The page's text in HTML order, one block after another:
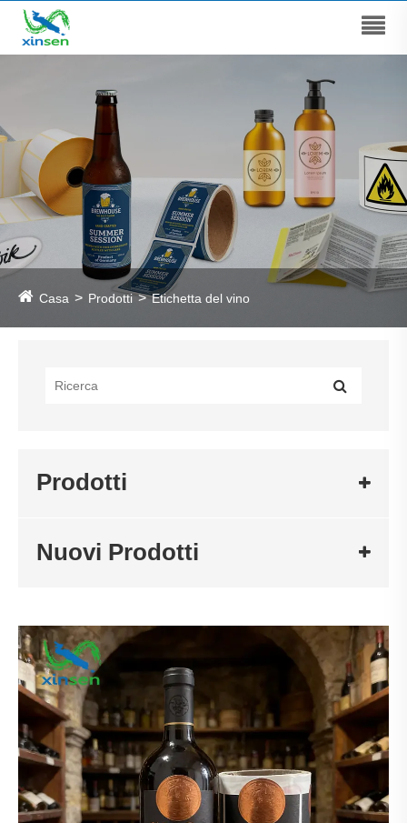
Casa Prodotti Etichetta del vino
Prodotti
Nuovi Prodotti